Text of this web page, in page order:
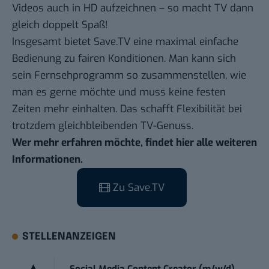
Videos auch in HD aufzeichnen – so macht TV dann
gleich doppelt Spaß!
Insgesamt bietet Save.TV eine maximal einfache
Bedienung zu fairen Konditionen. Man kann sich
sein Fernsehprogramm so zusammenstellen, wie
man es gerne möchte und muss keine festen
Zeiten mehr einhalten. Das schafft Flexibilität bei
trotzdem gleichbleibenden TV-Genuss.
Wer mehr erfahren möchte, findet hier alle weiteren
Informationen.
Zu Save.TV
STELLENANZEIGEN